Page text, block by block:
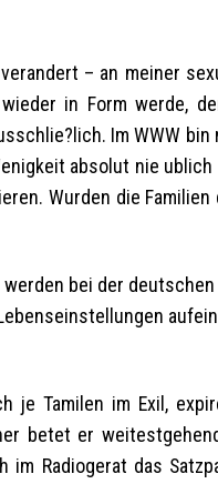
– an meiner
in Form werde,
Im WWW bin
absolut nie ublich
Wurden die Familien
bei der deutschen
je Tamilen im Exil,
betet er
Radiogerat das